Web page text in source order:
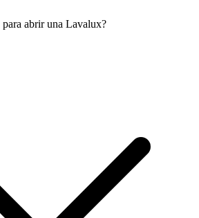
para abrir una Lavalux?